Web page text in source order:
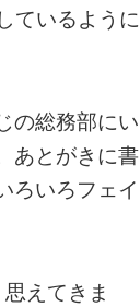
ているように
の総務部にい
あとがきに書
ろいろフェイ
えてきま